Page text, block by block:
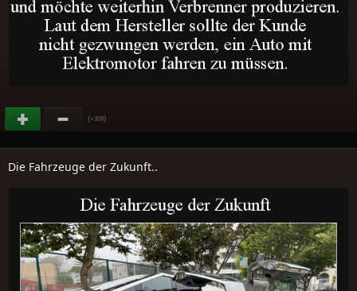
(+309)
Die Fahrzeuge der Zukunft..